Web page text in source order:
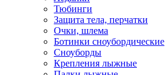
Тюбинги
Защита тела, перчатки
Очки, шлема
Ботинки сноубордические
Сноуборды
Крепления лыжные